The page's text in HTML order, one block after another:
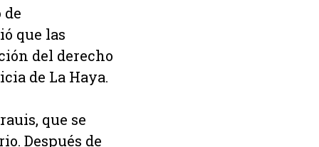
de
que las
del derecho
de La Haya.
que se
Después de